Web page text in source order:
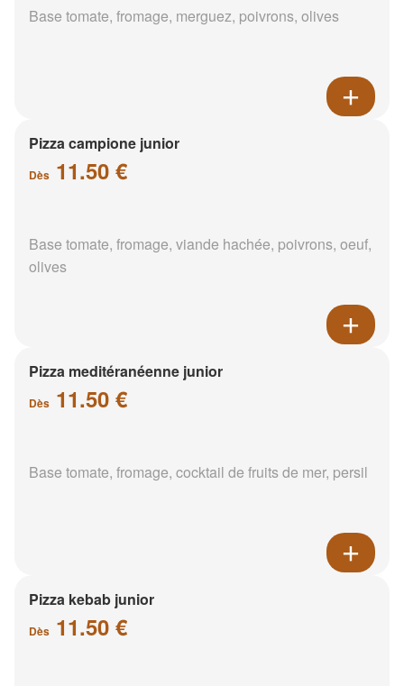
Base tomate, fromage, merguez, poivrons, olives
Pizza campione junior
Dès 11.50 €
Base tomate, fromage, viande hachée, poivrons, oeuf,
olives
Pizza meditéranéenne junior
Dès 11.50 €
Base tomate, fromage, cocktail de fruits de mer, persil
Pizza kebab junior
Dès 11.50 €